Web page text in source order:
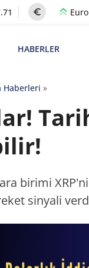
Euro
HABERLER
Haberleri »
birimi
sinyali